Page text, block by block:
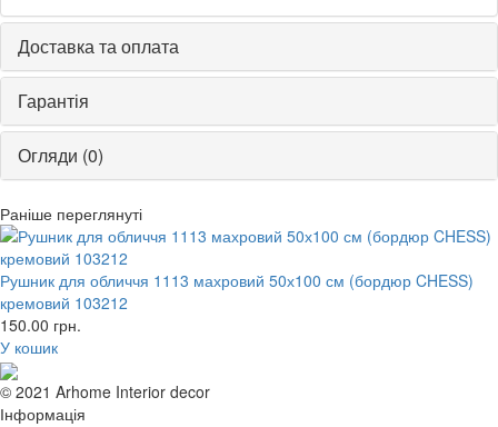
Доставка та оплата
Гарантія
Огляди (0)
Раніше переглянуті
Рушник для обличчя 1113 махровий 50х100 см (бордюр CHESS)
кремовий 103212
150.00 грн.
У кошик
© 2021 Arhome Interior decor
Інформація